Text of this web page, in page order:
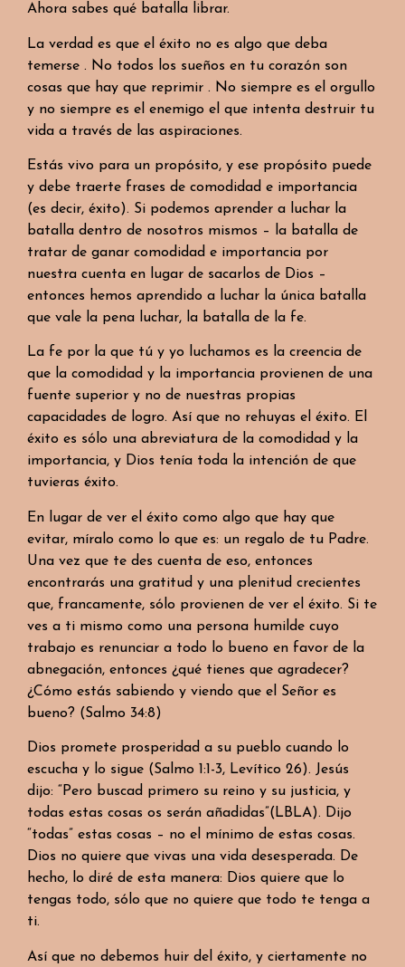
Ahora sabes qué batalla librar.
La verdad es que el éxito no es algo que deba
temerse . No todos los sueños en tu corazón son
cosas que hay que reprimir . No siempre es el orgullo
y no siempre es el enemigo el que intenta destruir tu
vida a través de las aspiraciones.
Estás vivo para un propósito, y ese propósito puede
y debe traerte frases de comodidad e importancia
(es decir, éxito). Si podemos aprender a luchar la
batalla dentro de nosotros mismos – la batalla de
tratar de ganar comodidad e importancia por
nuestra cuenta en lugar de sacarlos de Dios –
entonces hemos aprendido a luchar la única batalla
que vale la pena luchar, la batalla de la fe.
La fe por la que tú y yo luchamos es la creencia de
que la comodidad y la importancia provienen de una
fuente superior y no de nuestras propias
capacidades de logro. Así que no rehuyas el éxito. El
éxito es sólo una abreviatura de la comodidad y la
importancia, y Dios tenía toda la intención de que
tuvieras éxito.
En lugar de ver el éxito como algo que hay que
evitar, míralo como lo que es: un regalo de tu Padre.
Una vez que te des cuenta de eso, entonces
encontrarás una gratitud y una plenitud crecientes
que, francamente, sólo provienen de ver el éxito. Si te
ves a ti mismo como una persona humilde cuyo
trabajo es renunciar a todo lo bueno en favor de la
abnegación, entonces ¿qué tienes que agradecer?
¿Cómo estás sabiendo y viendo que el Señor es
bueno? (Salmo 34:8)
Dios promete prosperidad a su pueblo cuando lo
escucha y lo sigue (Salmo 1:1-3, Levítico 26). Jesús
dijo: “Pero buscad primero su reino y su justicia, y
todas estas cosas os serán añadidas”(LBLA). Dijo
“todas” estas cosas – no el mínimo de estas cosas.
Dios no quiere que vivas una vida desesperada. De
hecho, lo diré de esta manera: Dios quiere que lo
tengas todo, sólo que no quiere que todo te tenga a
ti.
Así que no debemos huir del éxito, y ciertamente no